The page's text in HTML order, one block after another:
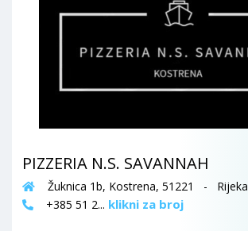
PIZZERIA N.S. SAVANNAH
Žuknica 1b, Kostrena, 51221 - Rijeka
+385 51 2... klikni za broj